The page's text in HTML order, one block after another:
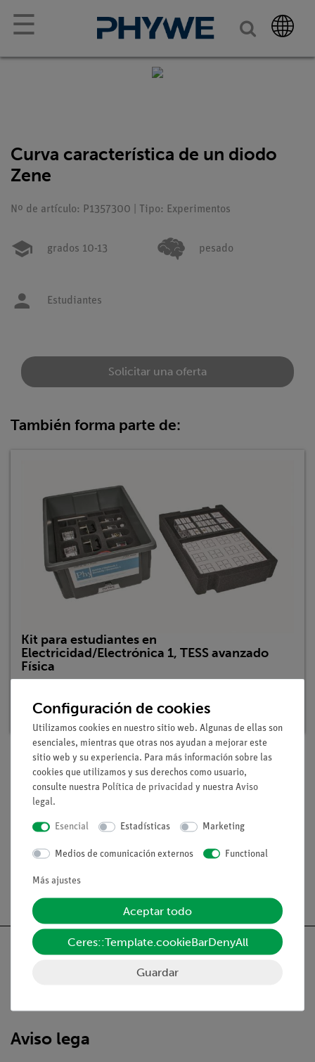
☰
Curva característica de un diodo
Zene
Nº de artículo: P1357300 | Tipo: Experimentos
grados 10-13 pesado
Estudiantes
Solicitar una oferta
También forma parte de:
Kit para estudiantes en
Electricidad/Electrónica 1, TESS avanzado
Física
Plazo de entrega: En stock
Volumen de suministro
Medios / Descargas
Aviso lega
Configuración de cookies
Utilizamos cookies en nuestro sitio web. Algunas de ellas son
esenciales, mientras que otras nos ayudan a mejorar este
sitio web y su experiencia. Para más información sobre las
cookies que utilizamos y sus derechos como usuario,
consulte nuestra Política de privacidad y nuestra Aviso
legal.
Esencial Estadísticas Marketing
Medios de comunicación externos Functional
Más ajustes
Aceptar todo
Ceres::Template.cookieBarDenyAll
Guardar